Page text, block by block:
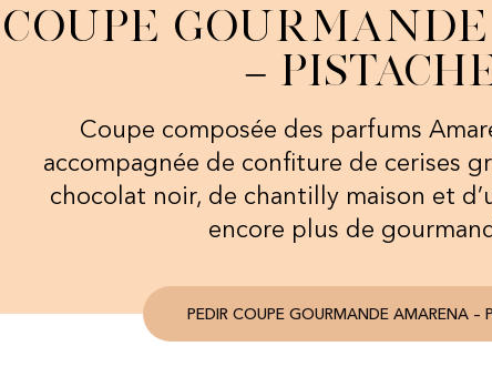
Coupe
–
Coupe composée des parfums
accompagnée de confiture de cerises
chocolat noir, de chantilly maison et
encore plus de
PEDIR COUPE GOURMANDE AMARENA –